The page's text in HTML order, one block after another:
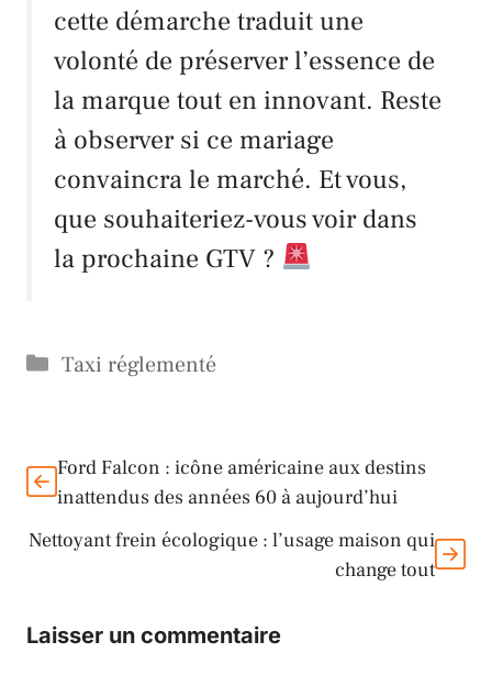
cette démarche traduit une
volonté de préserver l’essence de
la marque tout en innovant. Reste
à observer si ce mariage
convaincra le marché. Et vous,
que souhaiteriez-vous voir dans
la prochaine GTV ?
Catégories
Taxi réglementé
Ford Falcon : icône américaine aux destins
inattendus des années 60 à aujourd’hui
Nettoyant frein écologique : l’usage maison qui
change tout
Laisser un commentaire